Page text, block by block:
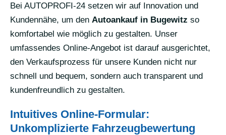
Bei AUTOPROFI-24 setzen wir auf Innovation und
Kundennähe, um den Autoankauf in Bugewitz so
komfortabel wie möglich zu gestalten. Unser
umfassendes Online-Angebot ist darauf ausgerichtet,
den Verkaufsprozess für unsere Kunden nicht nur
schnell und bequem, sondern auch transparent und
kundenfreundlich zu gestalten.
Intuitives Online-Formular:
Unkomplizierte Fahrzeugbewertung